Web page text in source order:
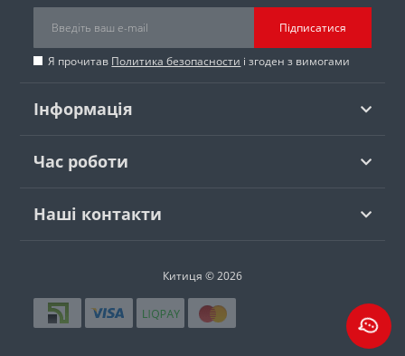
Підписатися
Я прочитав Политика безопасности і згоден з вимогами
Інформація
Час роботи
Наші контакти
Китиця © 2026